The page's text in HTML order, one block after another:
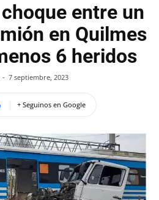
entre un
en Quilmes
6 heridos
- 7 septiembre, 2023
+ Seguinos en Google